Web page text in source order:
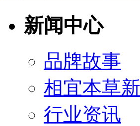
新闻中心
品牌故事
相宜本草
行业资讯